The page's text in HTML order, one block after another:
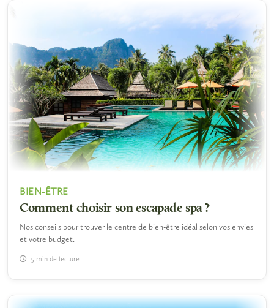
BIEN-ÊTRE
Comment choisir son escapade spa ?
Nos conseils pour trouver le centre de bien-être idéal selon vos envies
et votre budget.
5 min de lecture